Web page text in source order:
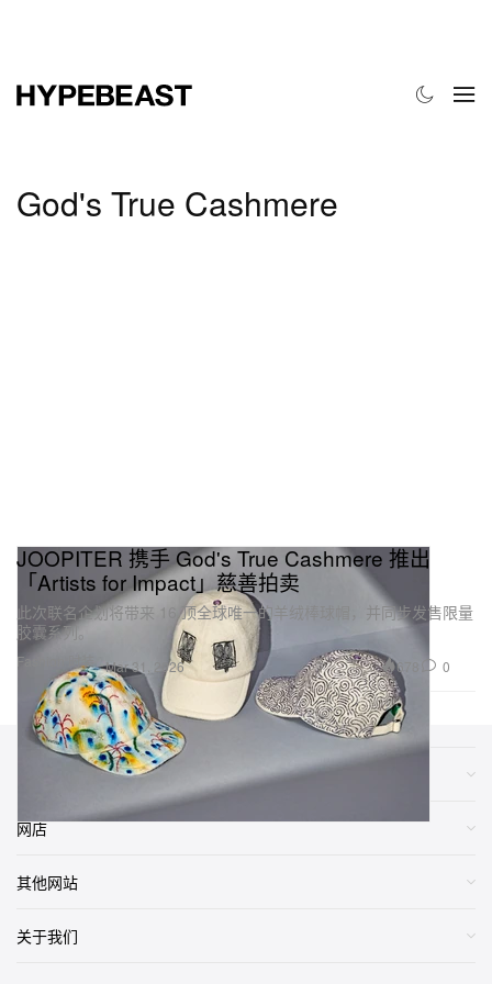
时尚 球鞋 艺术 设计
God's True Cashmere
Fashion 时装
JOOPITER 携手 God's True Cashmere 推出
「Artists for Impact」慈善拍卖
此次联名企划将带来 16 顶全球唯一的羊绒棒球帽，并同步发售限量
胶囊系列。
Mar 31, 2026 678 0
网店
其他网站
关于我们